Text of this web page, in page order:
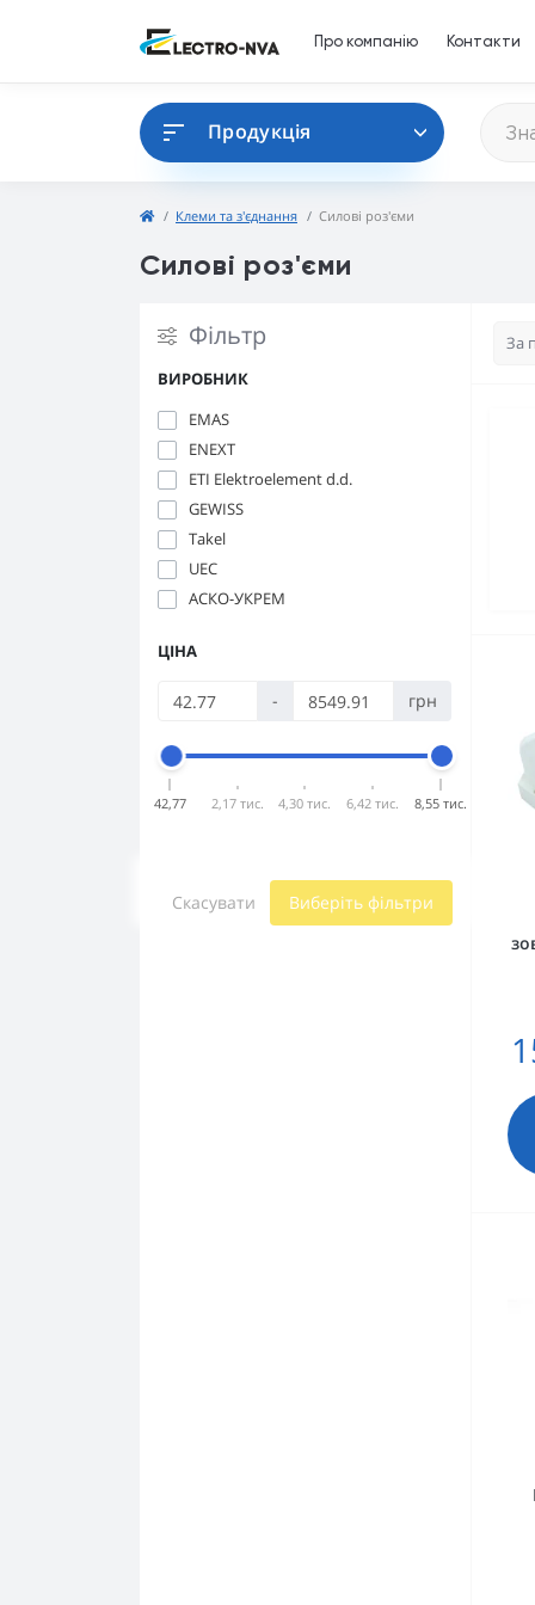
Про компанію Контакти
Продукція
Клеми та з'єднання Силові роз'єми
Силові роз'єми
Фільтр
ВИРОБНИК
EMAS
ENEXT
ETI Elektroelement d.d.
GEWISS
Takel
UEC
АСКО-УКРЕМ
ЦІНА
- грн
42,77 2,17 тис. 4,30 тис. 6,42 тис. 8,55 тис.
Скасувати
Виберіть фільтри